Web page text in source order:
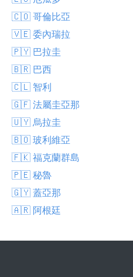
🇨🇴 哥倫比亞
🇻🇪 委內瑞拉
🇵🇾 巴拉圭
🇧🇷 巴西
🇨🇱 智利
🇬🇫 法屬圭亞那
🇺🇾 烏拉圭
🇧🇴 玻利維亞
🇫🇰 福克蘭群島
🇵🇪 秘魯
🇬🇾 蓋亞那
🇦🇷 阿根廷